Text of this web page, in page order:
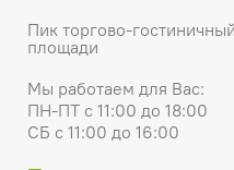
Пик торгово-
площади
Мы работаем для Вас:
ПН-ПТ с 11:00 до 18:00
СБ с 11:00 до 16:00